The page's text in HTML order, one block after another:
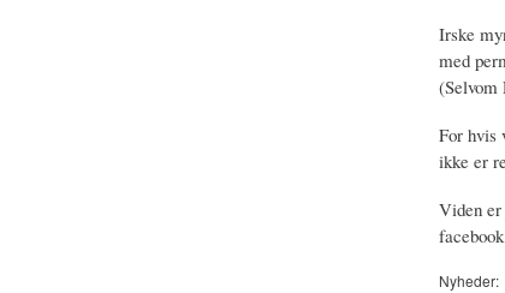
Irske
med
(Selvom
For hvis
ikke er
Viden
Nyheder: